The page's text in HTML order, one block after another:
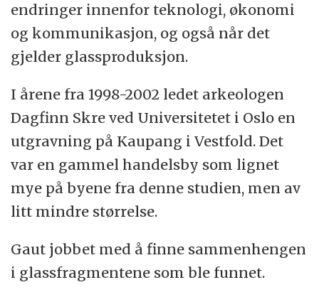
endringer innenfor teknologi, økonomi
og kommunikasjon, og også når det
gjelder glassproduksjon.
I årene fra 1998-2002 ledet arkeologen
Dagfinn Skre ved Universitetet i Oslo en
utgravning på Kaupang i Vestfold. Det
var en gammel handelsby som lignet
mye på byene fra denne studien, men av
litt mindre størrelse.
Gaut jobbet med å finne sammenhengen
i glassfragmentene som ble funnet.